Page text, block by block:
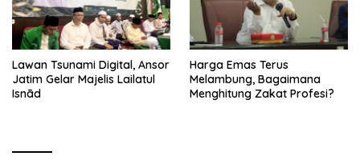
Lawan Tsunami Digital, Ansor
Jatim Gelar Majelis Lailatul
Isnād
Harga Emas Terus
Melambung, Bagaimana
Menghitung Zakat Profesi?